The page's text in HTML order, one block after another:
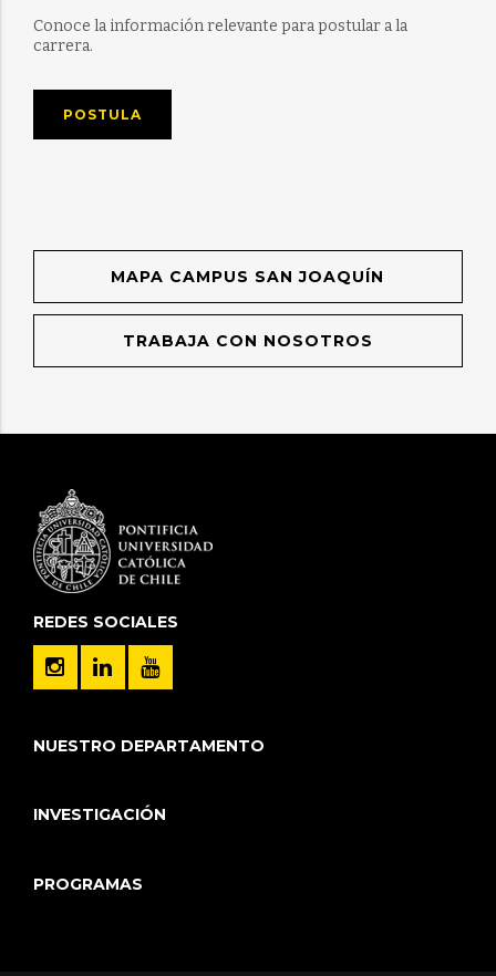
Conoce la información relevante para postular a la
carrera.
POSTULA
MAPA CAMPUS SAN JOAQUÍN
TRABAJA CON NOSOTROS
REDES SOCIALES
NUESTRO DEPARTAMENTO
INVESTIGACIÓN
PROGRAMAS